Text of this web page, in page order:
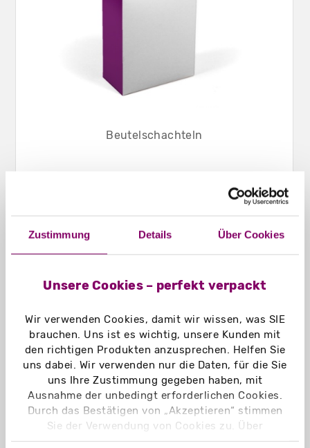
Zustimmung Details Über Cookies
Unsere Cookies – perfekt verpackt
Wir verwenden Cookies, damit wir wissen, was SIE
brauchen. Uns ist es wichtig, unsere Kunden mit
den richtigen Produkten anzusprechen. Helfen Sie
uns dabei. Wir verwenden nur die Daten, für die Sie
uns Ihre Zustimmung gegeben haben, mit
Ausnahme der unbedingt erforderlichen Cookies.
Durch das Bestätigen von „Akzeptieren“ stimmen
Sie der Verwendung von Cookies zu. Über
„Einstellungen“ können Sie auswählen, welche
Beutelschachteln